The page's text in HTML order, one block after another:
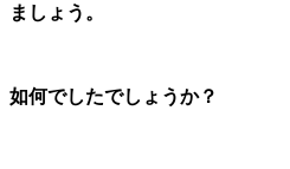
ましょう。
如何でしたでしょうか？